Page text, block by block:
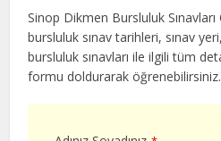
Sinop Dikmen Bursluluk
bursluluk sınav tarihleri, sınav
bursluluk sınavları ile ilgili tüm
formu doldurarak öğrenebilirsiniz.